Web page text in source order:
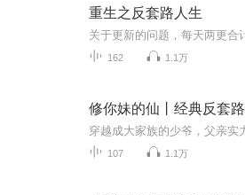
重生之反套路人生
162 1.1万
修你妹的仙丨经典反套路
107 1.1万